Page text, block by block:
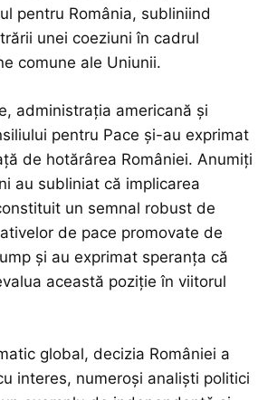
pentru România, subliniind
unei coeziuni în cadrul
comune ale Uniunii.
administrația americană și
pentru Pace și-au exprimat
de hotărârea României. Anumiți
au subliniat că implicarea
un semnal robust de
de pace promovate de
și au exprimat speranța că
această poziție în viitorul
global, decizia României a
interes, numeroși analiști politici